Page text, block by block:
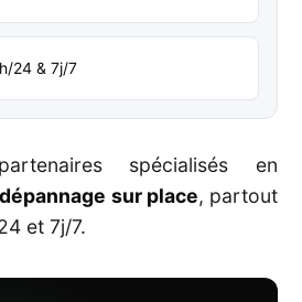
24 & 7j/7
spécialisés en
sur place, partout
et 7j/7.